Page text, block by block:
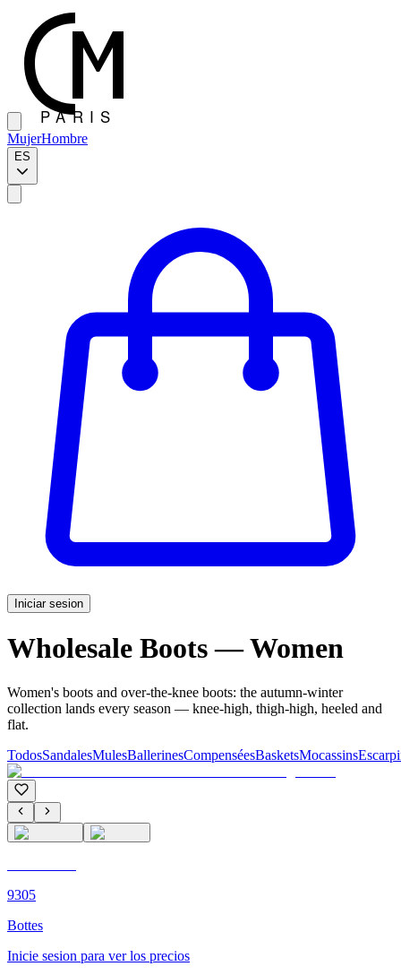
MujerHombre
ES
Iniciar sesion
Wholesale Boots — Women
Women's boots and over-the-knee boots: the autumn-winter
collection lands every season — knee-high, thigh-high, heeled and
flat.
TodosSandalesMulesBallerinesCompenséesBasketsMocassins
9305
Bottes
Inicie sesion para ver los precios